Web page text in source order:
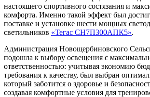
настоящего спортивного состязания и
комфорта. Именно такой эффект был
поставке и установке шести мощных
светильников «Тегас СН7П300АПК5».
Администрация Новощербиновского
подошла к выбору освещения с
ответственностью: учитывая экономию
требования к качеству, был выбран
который заботится о здоровье и
создавая комфортные условия для